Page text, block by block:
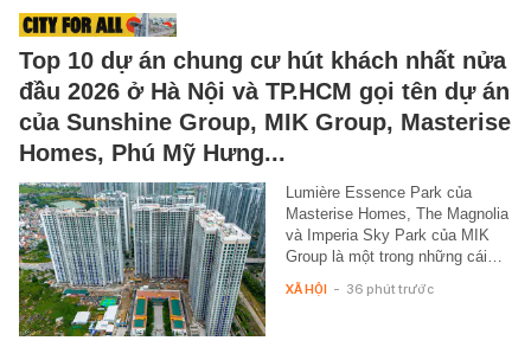
Top 10 dự án chung cư hút khách nhất nửa
đầu 2026 ở Hà Nội và TP.HCM gọi tên dự án
của Sunshine Group, MIK Group, Masterise
Homes, Phú Mỹ Hưng...
Lumière Essence Park của
Masterise Homes, The Magnolia
và Imperia Sky Park của MIK
Group là một trong những cái…
XÃ HỘI - 36 phút trước